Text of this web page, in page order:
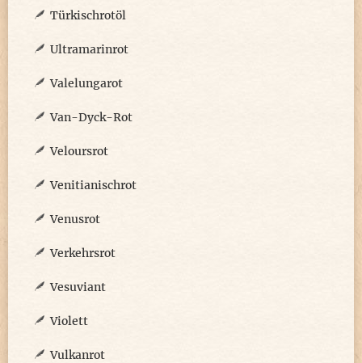
Türkischrotöl
Ultramarinrot
Valelungarot
Van-Dyck-Rot
Veloursrot
Venitianischrot
Venusrot
Verkehrsrot
Vesuviant
Violett
Vulkanrot